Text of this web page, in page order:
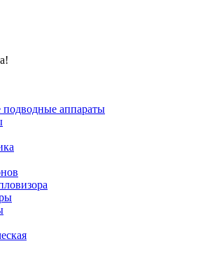
подводные аппараты